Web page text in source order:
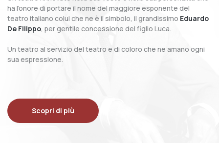
ha l’onore di portare il nome del maggiore esponente del
teatro italiano colui che ne è il simbolo, il grandissimo Eduardo
De Filippo, per gentile concessione del figlio Luca.
Un teatro al servizio del teatro e di coloro che ne amano ogni
sua espressione.
Scopri di più